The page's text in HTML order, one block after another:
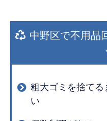
中野区で不用品
粗大ゴミを捨て
い